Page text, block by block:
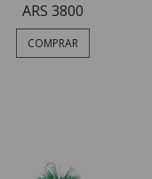
ARS 3800
COMPRAR